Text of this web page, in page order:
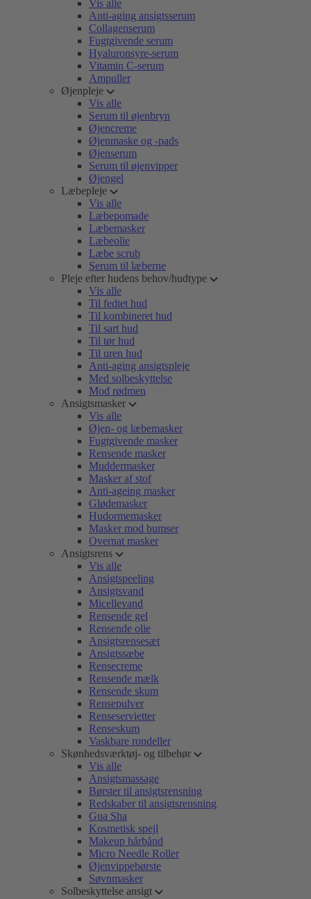
Vis alle
Anti-aging ansigtsserum
Collagenserum
Fugtgivende serum
Hyaluronsyre-serum
Vitamin C-serum
Ampuller
Øjenpleje
Vis alle
Serum til øjenbryn
Øjencreme
Øjenmaske og -pads
Øjenserum
Serum til øjenvipper
Øjengel
Læbepleje
Vis alle
Læbepomade
Læbemasker
Læbeolie
Læbe scrub
Serum til læberne
Pleje efter hudens behov/hudtype
Vis alle
Til fedtet hud
Til kombineret hud
Til sart hud
Til tør hud
Til uren hud
Anti-aging ansigtspleje
Med solbeskyttelse
Mod rødmen
Ansigtsmasker
Vis alle
Øjen- og læbemasker
Fugtgivende masker
Rensende masker
Muddermasker
Masker af stof
Anti-ageing masker
Glødemasker
Hudormemasker
Masker mod bumser
Overnat masker
Ansigtsrens
Vis alle
Ansigtspeeling
Ansigtsvand
Micellevand
Rensende gel
Rensende olie
Ansigtsrensesæt
Ansigtssæbe
Rensecreme
Rensende mælk
Rensende skum
Rensepulver
Renseservietter
Renseskum
Vaskbare rondeller
Skønhedsværktøj- og tilbehør
Vis alle
Ansigtsmassage
Børster til ansigtsrensning
Redskaber til ansigtsrensning
Gua Sha
Kosmetisk spejl
Makeup hårbånd
Micro Needle Roller
Øjenvippebørste
Søvnmasker
Solbeskyttelse ansigt